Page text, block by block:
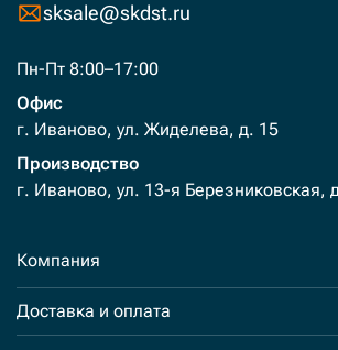
sksale@skdst.ru
Пн-Пт 8:00–17:00
Офис
г. Иваново, ул. Жиделева, д. 15
Производство
г. Иваново, ул. 13-я Березниковская,
Компания
Доставка и оплата